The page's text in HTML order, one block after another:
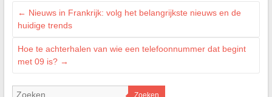
← Nieuws in Frankrijk: volg het belangrijkste nieuws en de
huidige trends
Hoe te achterhalen van wie een telefoonnummer dat begint
met 09 is? →
Zoeken